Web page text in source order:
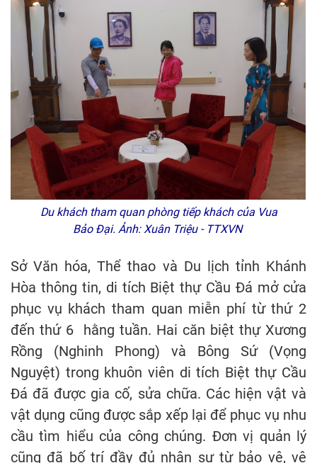
Du khách tham quan phòng tiếp khách của Vua
Bảo Đại. Ảnh: Xuân Triệu - TTXVN
Sở Văn hóa, Thể thao và Du lịch tỉnh Khánh
Hòa thông tin, di tích Biệt thự Cầu Đá mở cửa
phục vụ khách tham quan miễn phí từ thứ 2
đến thứ 6 hằng tuần. Hai căn biệt thự Xương
Rồng (Nghinh Phong) và Bông Sứ (Vọng
Nguyệt) trong khuôn viên di tích Biệt thự Cầu
Đá đã được gia cố, sửa chữa. Các hiện vật và
vật dụng cũng được sắp xếp lại để phục vụ nhu
cầu tìm hiểu của công chúng. Đơn vị quản lý
cũng đã bố trí đầy đủ nhân sự từ bảo vệ, vệ